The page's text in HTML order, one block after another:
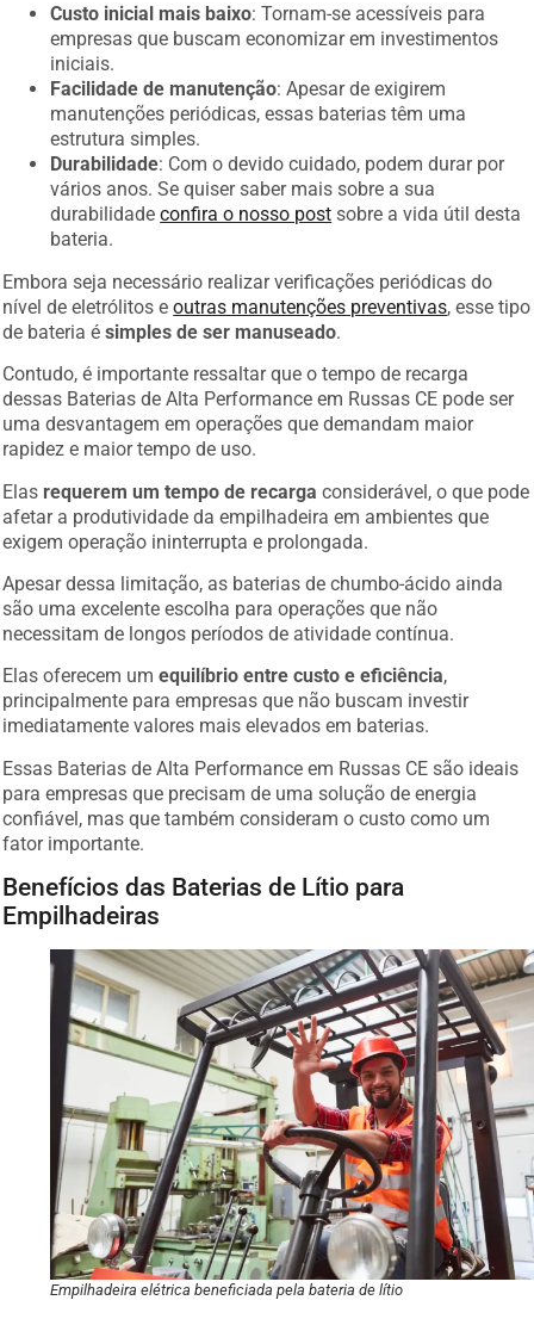
Custo inicial mais baixo: Tornam-se acessíveis para
empresas que buscam economizar em investimentos
iniciais.
Facilidade de manutenção: Apesar de exigirem
manutenções periódicas, essas baterias têm uma
estrutura simples.
Durabilidade: Com o devido cuidado, podem durar por
vários anos. Se quiser saber mais sobre a sua
durabilidadeconfira o nosso post sobre a vida útil desta
bateria.
Embora seja necessário realizar verificações periódicas do
nível de eletrólitos eoutras manutenções preventivas, esse tipo
de bateria ésimples de ser manuseado.
Contudo, é importante ressaltar que o tempo de recarga
dessas Baterias de Alta Performance em Russas CE pode ser
uma desvantagem em operações que demandam maior
rapidez e maior tempo de uso.
Elas requerem um tempo de recarga considerável, o que pode
afetar a produtividade da empilhadeira em ambientes que
exigem operação ininterrupta e prolongada.
Apesar dessa limitação, as baterias de chumbo-ácido ainda
são uma excelente escolha para operações que não
necessitam de longos períodos de atividade contínua.
Elas oferecem umequilíbrio entre custo e eficiência,
principalmente para empresas que não buscam investir
imediatamente valores mais elevados em baterias.
Essas Baterias de Alta Performance em Russas CE são ideais
para empresas que precisam de uma solução de energia
confiável, mas que também consideram o custo como um
fator importante.
Benefícios das Baterias de Lítio para
Empilhadeiras
Empilhadeira elétrica beneficiada pela bateria de lítio